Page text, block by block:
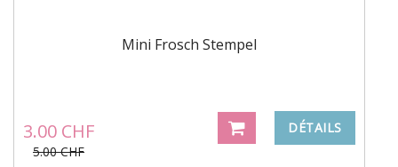
Mini Frosch Stempel
3.00 CHF
5.00 CHF
DÉTAILS